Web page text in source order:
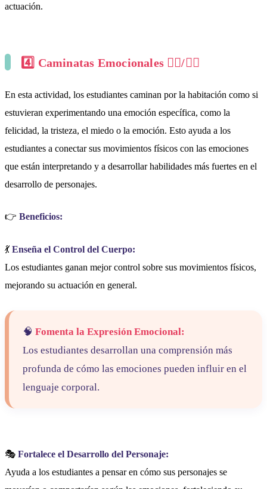
actuación.
4️⃣ Caminatas Emocionales🚶‍♀️/🚶‍♂️
En esta actividad, los estudiantes caminan por la habitación como si
estuvieran experimentando una emoción específica, como la
felicidad, la tristeza, el miedo o la emoción. Esto ayuda a los
estudiantes a conectar sus movimientos físicos con las emociones
que están interpretando y a desarrollar habilidades más fuertes en el
desarrollo de personajes.
👉 Beneficios:
💃 Enseña el Control del Cuerpo:
Los estudiantes ganan mejor control sobre sus movimientos físicos,
mejorando su actuación en general.
🧠Fomenta la Expresión Emocional:
Los estudiantes desarrollan una comprensión más
profunda de cómo las emociones pueden influir en el
lenguaje corporal.
🎭 Fortalece el Desarrollo del Personaje:
Ayuda a los estudiantes a pensar en cómo sus personajes se